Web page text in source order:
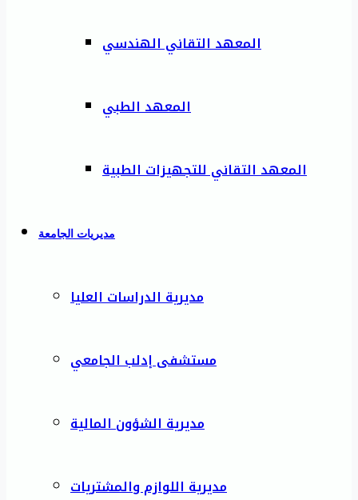
المعهد التقاني الهندسي
المعهد الطبي
المعهد التقاني للتجهيزات الطبية
مديريات الجامعة
مديرية الدراسات العليا
مستشفى إدلب الجامعي
مديرية الشؤون المالية
مديرية اللوازم والمشتريات